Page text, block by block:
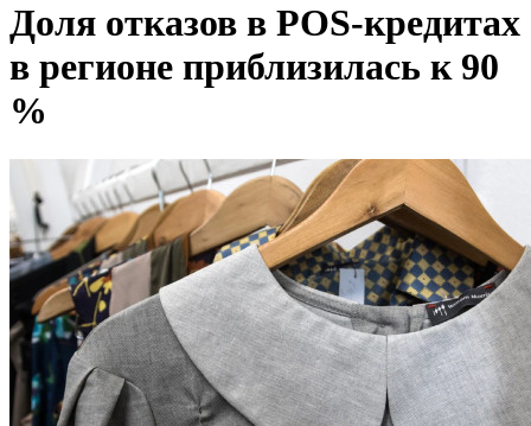
Доля отказов в POS-кредитах
в регионе приблизилась к 90
%